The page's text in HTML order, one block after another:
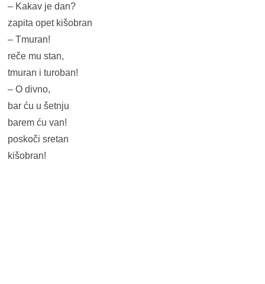
– Kakav je dan?
zapita opet kišobran
– Tmuran!
reče mu stan,
tmuran i turoban!
– O divno,
bar ću u šetnju
barem ću van!
poskoči sretan
kišobran!